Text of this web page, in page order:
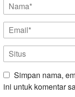
Simpan nama,
ini untuk komentar